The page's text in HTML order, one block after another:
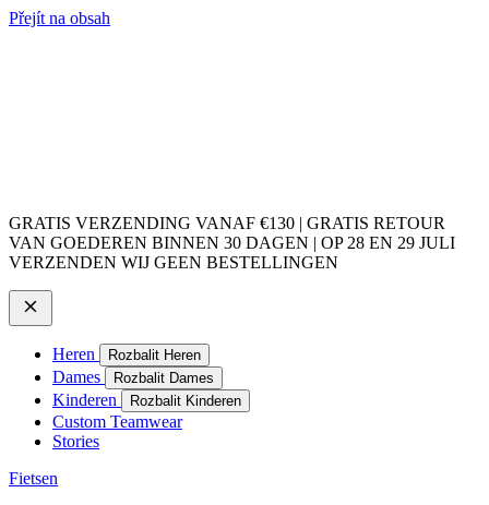
Přejít na obsah
GRATIS VERZENDING VANAF €130 | GRATIS RETOUR
VAN GOEDEREN BINNEN 30 DAGEN | OP 28 EN 29 JULI
VERZENDEN WIJ GEEN BESTELLINGEN
Heren Rozbalit Heren
Dames Rozbalit Dames
Kinderen Rozbalit Kinderen
Custom Teamwear
Stories
Fietsen